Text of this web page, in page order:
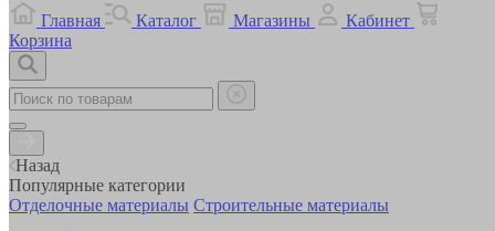
Главная
Каталог Магазины
Кабинет
Корзина
Назад
Популярные категории
Отделочные материалы Строительные материалы